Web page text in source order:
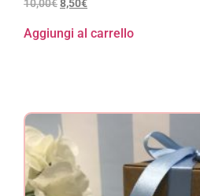
10,00€8,50€
Aggiungi al carrello